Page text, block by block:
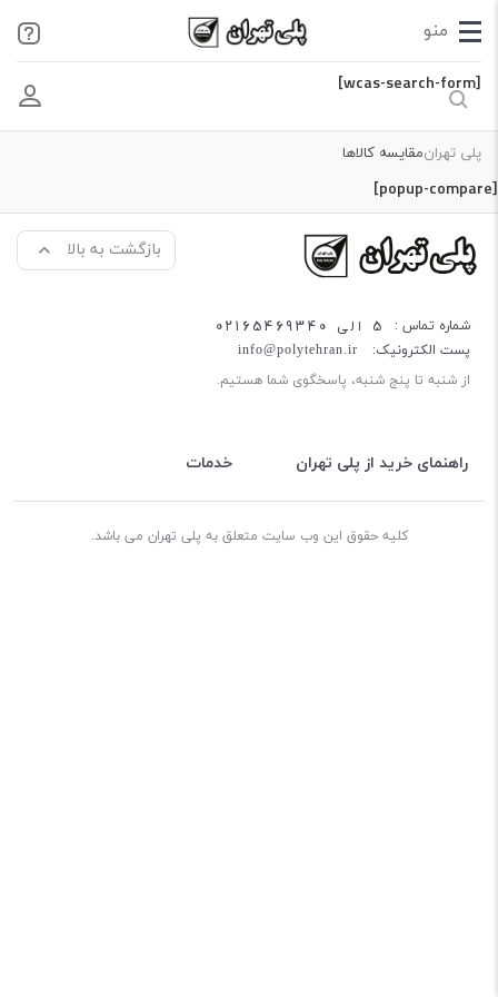
[wcas-search-form]
پلی تهرانمقایسه کالاها
[popup-compare]
بازگشت به بالا
شماره تماس : 5 الی 02165469340
پست الکترونیک: info@polytehran.ir
از شنبه تا پنج شنبه، پاسخگوی شما هستیم.
راهنمای خرید از پلی تهران خدمات
کلیه حقوق این وب سایت متعلق به پلی تهران می باشد.